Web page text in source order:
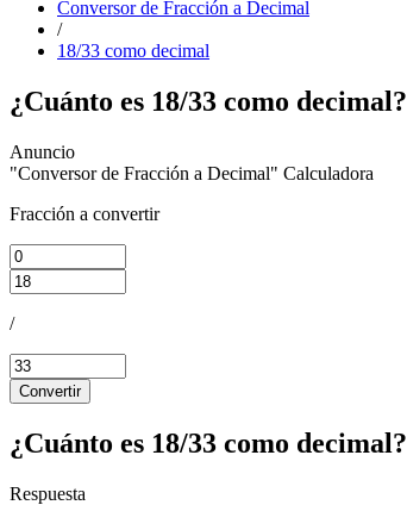
Conversor de Fracción a Decimal
/
18/33 como decimal
¿Cuánto es 18/33 como decimal?
"Conversor de Fracción a Decimal" Calculadora
Fracción a convertir
/
Convertir
¿Cuánto es 18/33 como decimal?
Respuesta